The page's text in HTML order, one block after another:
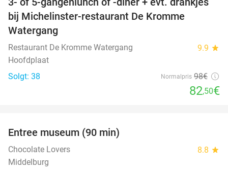
16%
bij Michelinster-restaurant De Kromme
Watergang
Restaurant De Kromme Watergang 9.9 star
Hoofdplaat
Solgt: 38
Normalpris 98€
82,50€
Entree museum (90 min)
Chocolate Lovers 8.8 star
Middelburg